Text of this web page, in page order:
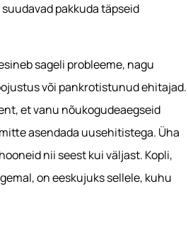
pakkuda täpseid
sageli probleeme, nagu
või pankrotistunud ehitajad.
et vanu nõukogudeaegseid
asendada uusehitistega. Üha
nii seest kui väljast. Kopli,
on eeskujuks sellele, kuhu